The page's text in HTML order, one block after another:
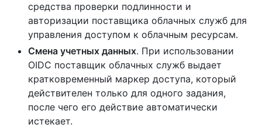
средства проверки подлинности и
авторизации поставщика облачных служб для
управления доступом к облачным ресурсам.
Смена учетных данных. При использовании
OIDC поставщик облачных служб выдает
кратковременный маркер доступа, который
действителен только для одного задания,
после чего его действие автоматически
истекает.